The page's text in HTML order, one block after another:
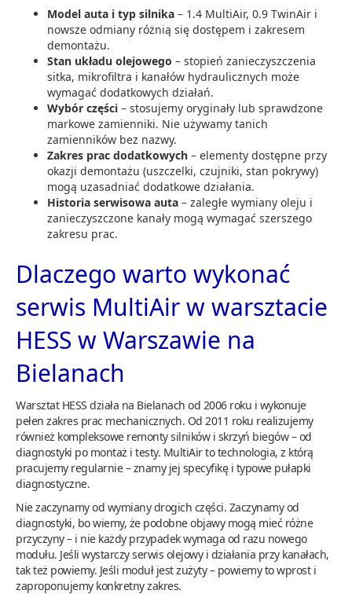
Model auta i typ silnika – 1.4 MultiAir, 0.9 TwinAir i
nowsze odmiany różnią się dostępem i zakresem
demontażu.
Stan układu olejowego – stopień zanieczyszczenia
sitka, mikrofiltra i kanałów hydraulicznych może
wymagać dodatkowych działań.
Wybór części – stosujemy oryginały lub sprawdzone
markowe zamienniki. Nie używamy tanich
zamienników bez nazwy.
Zakres prac dodatkowych – elementy dostępne przy
okazji demontażu (uszczelki, czujniki, stan pokrywy)
mogą uzasadniać dodatkowe działania.
Historia serwisowa auta – zaległe wymiany oleju i
zanieczyszczone kanały mogą wymagać szerszego
zakresu prac.
Dlaczego warto wykonać
serwis MultiAir w warsztacie
HESS w Warszawie na
Bielanach
Warsztat HESS działa na Bielanach od 2006 roku i wykonuje
pełen zakres prac mechanicznych. Od 2011 roku realizujemy
również kompleksowe remonty silników i skrzyń biegów – od
diagnostyki po montaż i testy. MultiAir to technologia, z którą
pracujemy regularnie – znamy jej specyfikę i typowe pułapki
diagnostyczne.
Nie zaczynamy od wymiany drogich części. Zaczynamy od
diagnostyki, bo wiemy, że podobne objawy mogą mieć różne
przyczyny – i nie każdy przypadek wymaga od razu nowego
modułu. Jeśli wystarczy serwis olejowy i działania przy kanałach,
tak też powiemy. Jeśli moduł jest zużyty – powiemy to wprost i
zaproponujemy konkretny zakres.